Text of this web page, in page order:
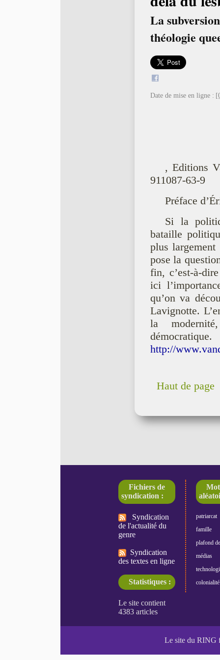
La
théologie
Date de mise en ligne :
, Editions
911087-63-9
Préface
Si la
bataille
plus largement
pose la
fin, c’est-à-
ici
qu’on va
Lavignotte.
la
démocratique.
http://
Haut de page
Fichiers de
syndication :
Syndication
de l'actualité du
genre
Syndication
des textes en ligne
Statistiques :
patriarcat
famille
plafond
médias
colonialité
Le site du RING